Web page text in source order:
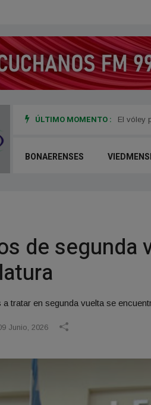
ÚLTIMO MOMENTO :
baja
BONAERENSES
de segunda
tratar en segunda vuelta se
Junio, 2026